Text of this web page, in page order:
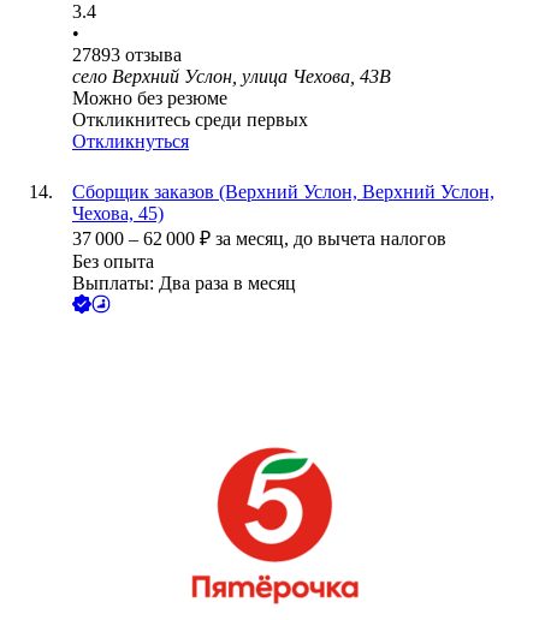
3.4
•
27893 отзыва
село Верхний Услон, улица Чехова, 43В
Можно без резюме
Откликнитесь среди первых
Откликнуться
Сборщик заказов (Верхний Услон, Верхний Услон,
Чехова, 45)
37 000 – 62 000 ₽ за месяц, до вычета налогов
Без опыта
Выплаты: Два раза в месяц